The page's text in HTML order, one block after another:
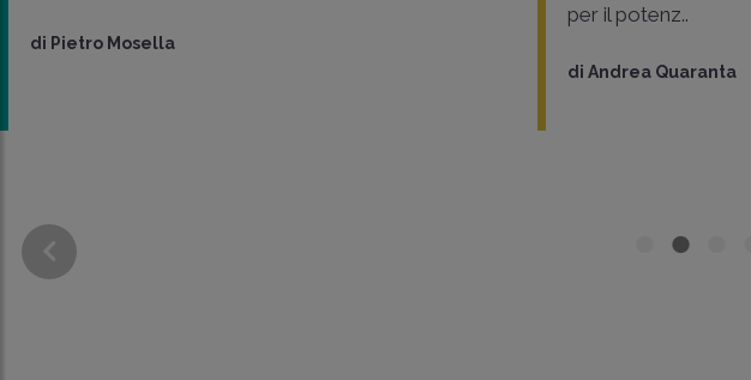
di Pietro Mosella
per il potenz..
di Andrea Quaranta